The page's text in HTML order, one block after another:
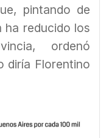
pintando de
ha reducido los
ordenó
diría Florentino